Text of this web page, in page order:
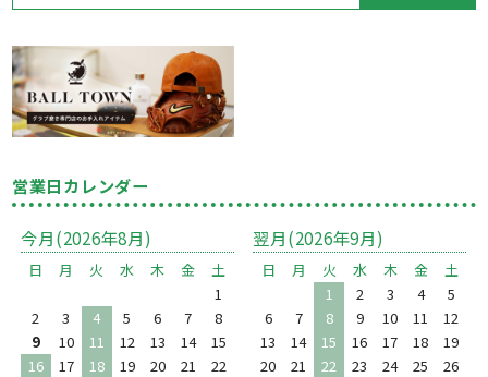
営業日カレンダー
今月(2026年8月)
日 月 火 水 木 金
土
1
2
3 4 5 6 7
8
9
10 11 12 13 14
15
16
17 18 19 20 21
22
翌月(2026年9月)
日 月 火 水 木 金
土
1
2 3 4
5
6
7 8 9 10 11
12
13
14 15 16 17 18
19
20
21 22 23 24 25
26